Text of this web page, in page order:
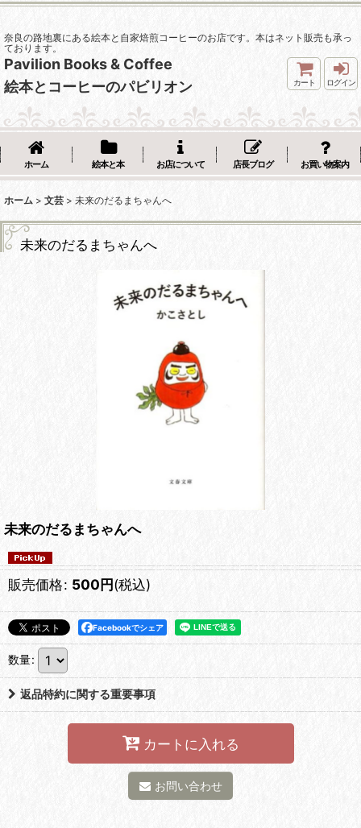
奈良の路地裏にある絵本と自家焙煎コーヒーのお店です。本はネット販売も承っ
ております。
Pavilion Books & Coffee
絵本とコーヒーのパビリオン
カート ログイン
ホーム 絵本と本 お店について 店長ブログ お買い物案内
ホーム > 文芸 > 未来のだるまちゃんへ
未来のだるまちゃんへ
未来のだるまちゃんへ
販売価格: 500円(税込)
Facebookでシェア
数量:
返品特約に関する重要事項
カートに入れる
お問い合わせ